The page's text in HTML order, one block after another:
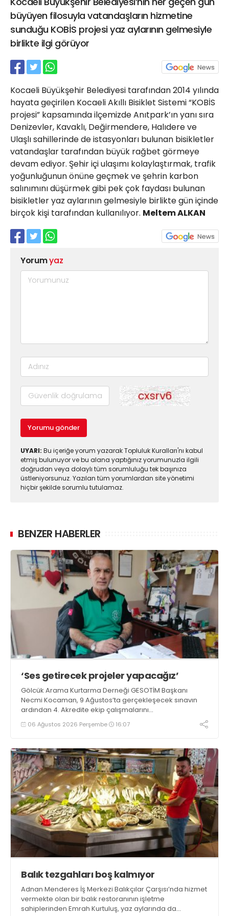
büyüyen filosuyla vatandaşların hizmetine
sunduğu KOBİS projesi yaz aylarının gelmesiyle
birlikte ilgi görüyor
Kocaeli Büyükşehir Belediyesi tarafından 2014 yılında
hayata geçirilen Kocaeli Akıllı Bisiklet Sistemi “KOBİS
projesi” kapsamında ilçemizde Anıtpark’ın yanı sıra
Denizevler, Kavaklı, Değirmendere, Halıdere ve
Ulaşlı sahillerinde de istasyonları bulunan bisikletler
vatandaşlar tarafından büyük rağbet görmeye
devam ediyor. Şehir içi ulaşımı kolaylaştırmak, trafik
yoğunluğunun önüne geçmek ve şehrin karbon
salınımını düşürmek gibi pek çok faydası bulunan
bisikletler yaz aylarının gelmesiyle birlikte gün içinde
birçok kişi tarafından kullanılıyor. Meltem ALKAN
Yorumyaz
Yorumu gönder
UYARI: Bu içeriğe yorum yazarak Topluluk Kuralları'nı kabul
etmiş bulunuyor ve bu alana yaptığınız yorumunuzla ilgili
doğrudan veya dolaylı tüm sorumluluğu tek başınıza
üstleniyorsunuz. Yazılan tüm yorumlardan site yönetimi
hiçbir şekilde sorumlu tutulamaz.
BENZER HABERLER
‘Ses getirecek projeler yapacağız’
Gölcük Arama Kurtarma Derneği GESOTİM Başkanı
Necmi Kocaman, 9 Ağustos’ta gerçekleşecek sınavın
ardından 4. Akredite ekip çalışmalarını
tamamlayacaklarını ifade ederek açıklamalarda
bulundu. Kocaman, “Gölcük’te ve Kocaeli genelinde ses
06 Ağustos 2026 Perşembe 16:07
Balık tezgahları boş kalmıyor
Adnan Menderes İş Merkezi Balıkçılar Çarşısı’nda hizmet
vermekte olan bir balık restoranının işletme
sahiplerinden Emrah Kurtuluş, yaz aylarında da
21 Gölcük
02624132333